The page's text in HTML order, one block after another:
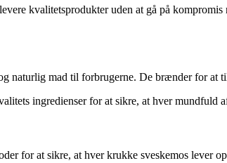
kvalitetsprodukter uden at gå på
naturlig mad til forbrugerne. De brænder for at
ingredienser for at sikre, at hver
for at sikre, at hver krukke sveskemos lever